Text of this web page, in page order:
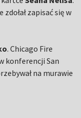
zapisać się w
. Chicago Fire
konferencji San
na murawie